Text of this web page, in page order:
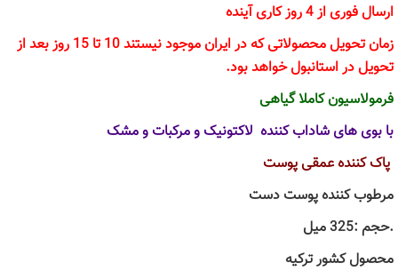
ارسال فوری از 4 روز کاری آینده
زمان تحویل محصولاتی که در ایران موجود نیستند 10 تا 15 روز بعد از
تحویل در استانبول خواهد بود.
فرمولاسیون کاملا گیاهی
با بوی های شاداب کننده لاکتونیک و مرکبات و مشک
پاک کننده عمقی پوست
مرطوب کننده پوست دست
.حجم :325 میل
محصول کشور ترکیه